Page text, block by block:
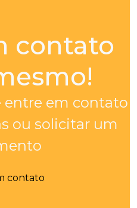
contato
entre em contato
ou solicitar um
contato